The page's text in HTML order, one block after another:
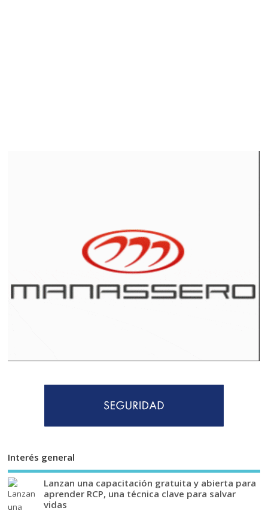
Interés general
Lanzan una capacitación gratuita y abierta para
aprender RCP, una técnica clave para salvar
vidas